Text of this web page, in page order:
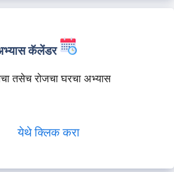
कॅलेंडर
तसेच रोजचा घरचा अभ्यास
येथे क्लिक करा